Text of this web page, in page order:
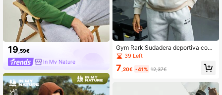
19 ,59€
In My Nature
Gym Rark Sudadera deportiva con
bolsillo canguro y hombros caídos c
on efecto tie-dye para hombres
39 Left
7 ,20€ -41% 12,37€